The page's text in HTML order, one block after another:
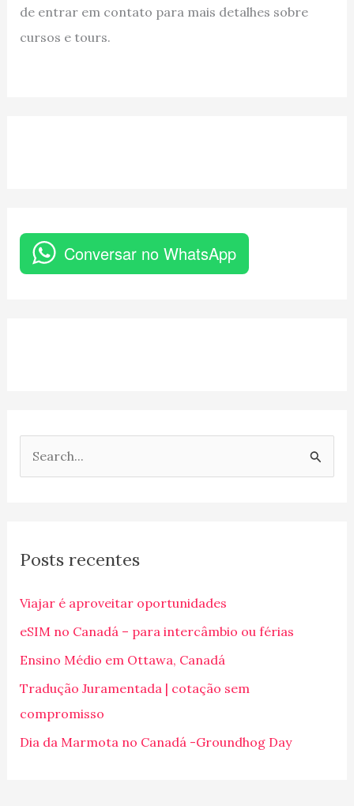
de entrar em contato para mais detalhes sobre
cursos e tours.
Conversar no WhatsApp
u
s
a
r
p
o
r
Posts recentes
Viajar é aproveitar oportunidades
eSIM no Canadá – para intercâmbio ou férias
Ensino Médio em Ottawa, Canadá
Tradução Juramentada | cotação sem
compromisso
Dia da Marmota no Canadá -Groundhog Day